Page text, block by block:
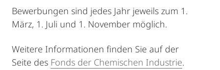
Bewerbungen sind jedes Jahr jeweils zum 1.
März, 1. Juli und 1. November möglich.
Weitere Informationen finden Sie auf der
Seite des Fonds der Chemischen Industrie.